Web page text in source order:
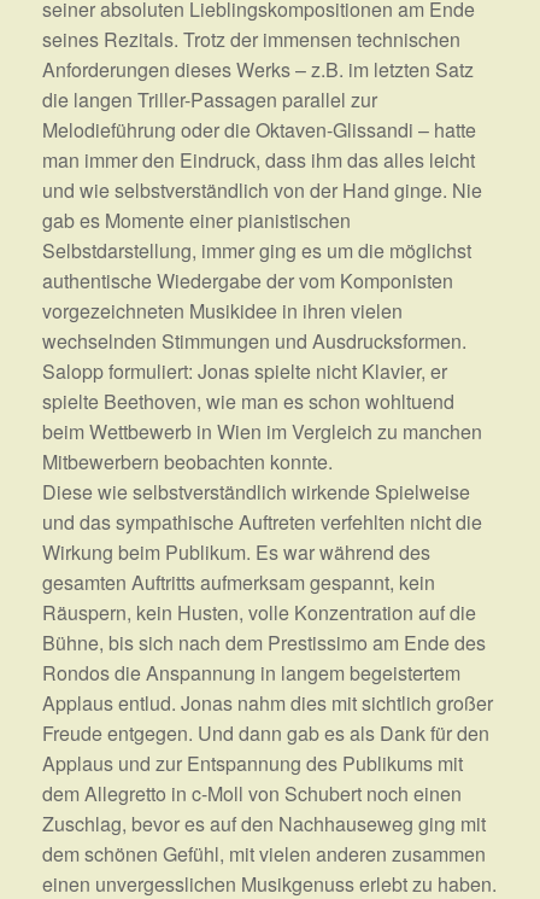
seiner absoluten Lieblingskompositionen am Ende
seines Rezitals. Trotz der immensen technischen
Anforderungen dieses Werks – z.B. im letzten Satz
die langen Triller-Passagen parallel zur
Melodieführung oder die Oktaven-Glissandi – hatte
man immer den Eindruck, dass ihm das alles leicht
und wie selbstverständlich von der Hand ginge. Nie
gab es Momente einer pianistischen
Selbstdarstellung, immer ging es um die möglichst
authentische Wiedergabe der vom Komponisten
vorgezeichneten Musikidee in ihren vielen
wechselnden Stimmungen und Ausdrucksformen.
Salopp formuliert: Jonas spielte nicht Klavier, er
spielte Beethoven, wie man es schon wohltuend
beim Wettbewerb in Wien im Vergleich zu manchen
Mitbewerbern beobachten konnte.
Diese wie selbstverständlich wirkende Spielweise
und das sympathische Auftreten verfehlten nicht die
Wirkung beim Publikum. Es war während des
gesamten Auftritts aufmerksam gespannt, kein
Räuspern, kein Husten, volle Konzentration auf die
Bühne, bis sich nach dem Prestissimo am Ende des
Rondos die Anspannung in langem begeistertem
Applaus entlud. Jonas nahm dies mit sichtlich großer
Freude entgegen. Und dann gab es als Dank für den
Applaus und zur Entspannung des Publikums mit
dem Allegretto in c-Moll von Schubert noch einen
Zuschlag, bevor es auf den Nachhauseweg ging mit
dem schönen Gefühl, mit vielen anderen zusammen
einen unvergesslichen Musikgenuss erlebt zu haben.